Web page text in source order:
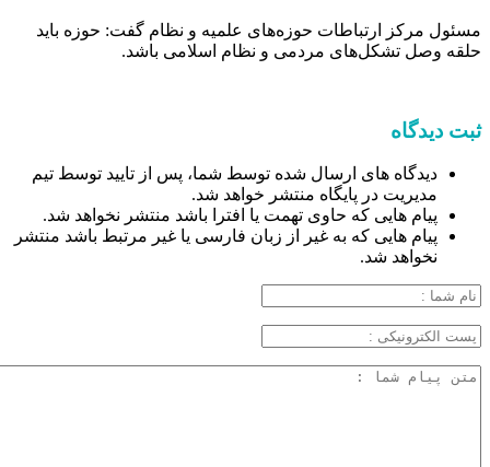
مسئول مرکز ارتباطات حوزه‌های علمیه و نظام گفت: حوزه باید
حلقه وصل تشکل‌های مردمی و نظام اسلامی باشد.
ثبت دیدگاه
دیدگاه های ارسال شده توسط شما، پس از تایید توسط تیم
مدیریت در پایگاه منتشر خواهد شد.
پیام هایی که حاوی تهمت یا افترا باشد منتشر نخواهد شد.
پیام هایی که به غیر از زبان فارسی یا غیر مرتبط باشد منتشر
نخواهد شد.